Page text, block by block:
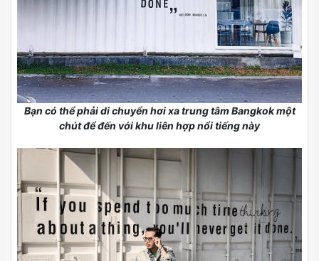
Bạn có thể phải di chuyển hơi xa trung tâm Bangkok một
chút để đến với khu liên hợp nổi tiếng này